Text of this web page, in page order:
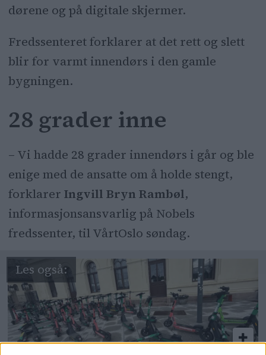
dørene og på digitale skjermer.
Fredssenteret forklarer at det rett og slett
blir for varmt innendørs i den gamle
bygningen.
28 grader inne
– Vi hadde 28 grader innendørs i går og ble
enige med de ansatte om å holde stengt,
forklarer Ingvill Bryn Rambøl,
informasjonsansvarlig på Nobels
fredssenter, til VårtOslo søndag.